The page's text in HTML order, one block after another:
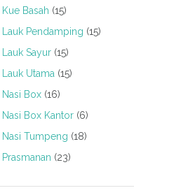
Kue Basah (15)
Lauk Pendamping (15)
Lauk Sayur (15)
Lauk Utama (15)
Nasi Box (16)
Nasi Box Kantor (6)
Nasi Tumpeng (18)
Prasmanan (23)